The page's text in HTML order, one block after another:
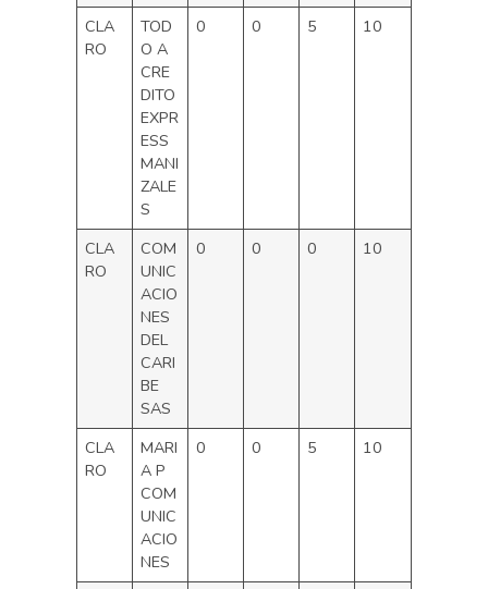
CLA
RO
TOD
O A
CRE
DITO
EXPR
ESS
MANI
ZALE
S
0 0 5 10
CLA
RO
COM
UNIC
ACIO
NES
DEL
CARI
BE
SAS
0 0 0 10
CLA
RO
MARI
A P
COM
UNIC
ACIO
NES
0 0 5 10